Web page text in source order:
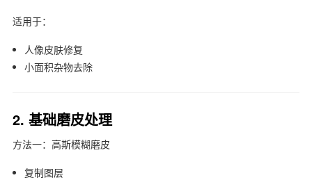
适用于：
人像皮肤修复
小面积杂物去除
2. 基础磨皮处理
方法一：高斯模糊磨皮
复制图层